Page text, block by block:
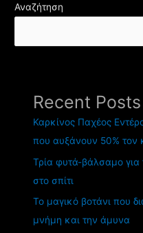
Αναζήτηση
Recent Posts
Καρκίνος Παχέος
που αυξάνουν 50% τον
Τρία φυτά-βάλσαμο για
στο σπίτι
Το μαγικό βοτάνι που
μνήμη και την άμυνα